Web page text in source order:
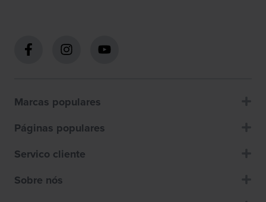
Marcas populares
Páginas populares
Servico cliente
Sobre nós